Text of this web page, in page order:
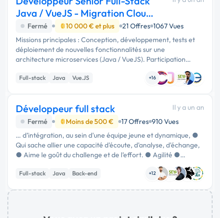
Java / VueJS - Migration Cloud
AWSFermé 10 000 € et plus 21 Offres 1067 Vues
Missions principales : Conception, développement, tests et
déploiement de nouvelles fonctionnalités sur une
architecture microservices (Java / VueJS). Participation
active à l'automatisation de la chaîne CI/CD (GitLab, Ansible,
Terraform). …
Full-stack Java Vue.JS +16
Développeur full stack
Il y a un an
Fermé
Moins de 500 € 17 Offres 910 Vues
… d’intégration, au sein d'une équipe jeune et dynamique, ●
Qui sache allier une capacité d'écoute, d'analyse, d'échange,
● Aime le goût du challenge et de l’effort. ● Agilité ●
Maîtrise JAVA 7 et 17 ● Play 2.1.5 / Springboot 2 et …
Full-stack Java Back-end +12